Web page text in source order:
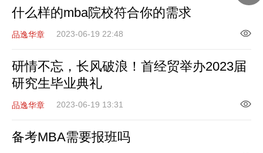
什么样的mba院校符合你的需求
品逸华章 2023-06-19 22:48
研情不忘，长风破浪！首经贸举办2023届
研究生毕业典礼
品逸华章 2023-06-19 13:31
备考MBA需要报班吗